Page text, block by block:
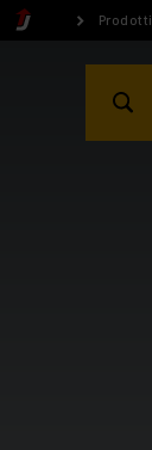
Prodotti